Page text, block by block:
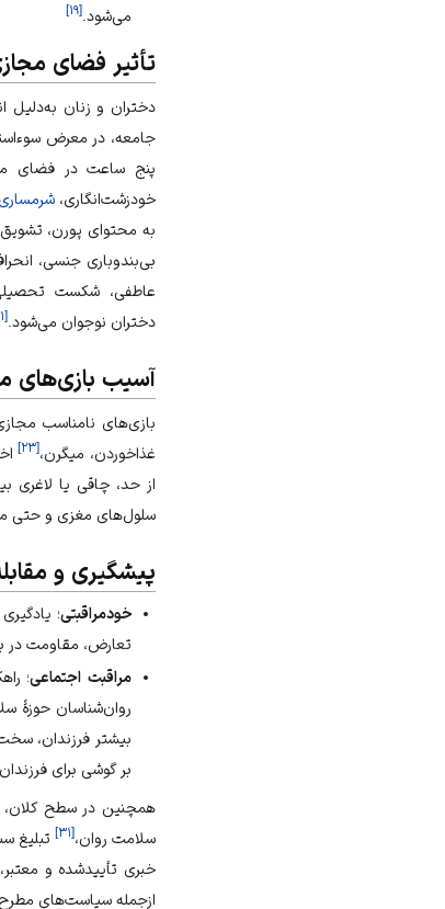
می‌شود.[۱۹]
تأثیر فضای
دختران و زنان به‌دلیل
جامعه، در معرض
پنج ساعت در فضای
خودزشت‌انگاری،شرمساری
به محتوای پورن،
بی‌بندوباری جنسی،
عاطفی، شکست
دختران نوجوان می‌شود. [
آسیب بازی‌های
بازی‌های نامناسب
غذاخوردن، میگرن،[۲۳]
از حد، چاقی یا لاغری
سلول‌های مغزی و حتی
پیشگیری و
خودمراقبتی؛
تعارض، مقاومت در
مراقبت اجتماعی؛
روان‌شناسان حوزهٔ
بیشتر فرزندان،
بر گوشی برای
همچنین در سطح کلان،
سلامت روان،[۳۱] تبلیغ
خبری تأییدشده و معتبر،
ازجمله سیاست‌های